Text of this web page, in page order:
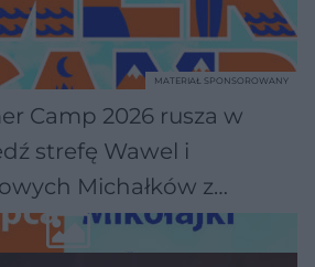
Camp 2026 rusza w
strefę Wawel i
Michałków z
MATERIAŁ SPONSOROWANY